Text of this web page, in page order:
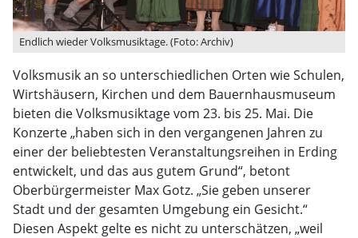
Endlich wieder Volksmusiktage. (Foto: Archiv)
Volksmusik an so unterschiedlichen Orten wie Schulen,
Wirtshäusern, Kirchen und dem Bauernhausmuseum
bieten die Volksmusiktage vom 23. bis 25. Mai. Die
Konzerte „haben sich in den vergangenen Jahren zu
einer der beliebtesten Veranstaltungsreihen in Erding
entwickelt, und das aus gutem Grund“, betont
Oberbürgermeister Max Gotz. „Sie geben unserer
Stadt und der gesamten Umgebung ein Gesicht.“
Diesen Aspekt gelte es nicht zu unterschätzen, „weil